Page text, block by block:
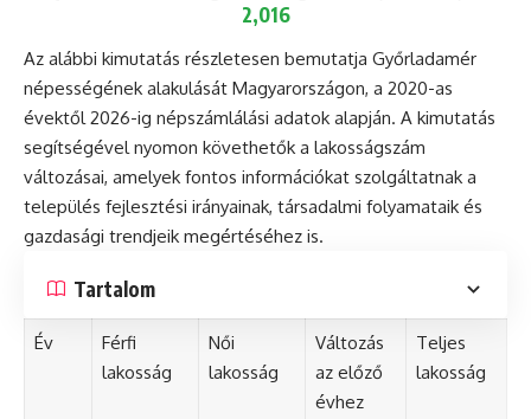
2,016
Az alábbi kimutatás részletesen bemutatja Győrladamér
népességének alakulását Magyarországon, a 2020-as
évektől 2026-ig népszámlálási adatok alapján. A kimutatás
segítségével nyomon követhetők a lakosságszám
változásai, amelyek fontos információkat szolgáltatnak a
település fejlesztési irányainak, társadalmi folyamataik és
gazdasági trendjeik megértéséhez is.
Tartalom
Év
Férfi
lakosság
Női
lakosság
Változás
az előző
évhez
Teljes
lakosság